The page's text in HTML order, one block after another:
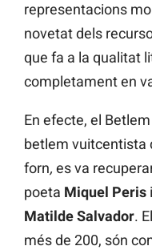
representacions
novetat dels
que fa a la qualitat
completament en
En efecte, el
betlem vuitcentista
forn, es va
poeta Miquel Peris
Matilde Salvador.
més de 200, són